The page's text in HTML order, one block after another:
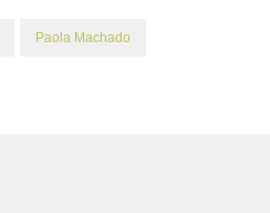
Paola Machado